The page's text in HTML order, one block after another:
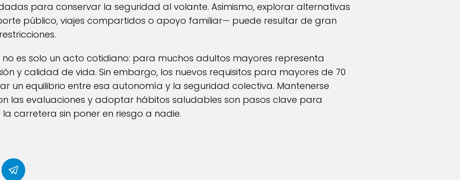
para conservar la seguridad al volante. Asimismo, explorar alternativas
público, viajes compartidos o apoyo familiar— puede resultar de gran
no es solo un acto cotidiano: para muchos adultos mayores representa
y calidad de vida. Sin embargo, los nuevos requisitos para mayores de 70
un equilibrio entre esa autonomía y la seguridad colectiva. Mantenerse
las evaluaciones y adoptar hábitos saludables son pasos clave para
carretera sin poner en riesgo a nadie.